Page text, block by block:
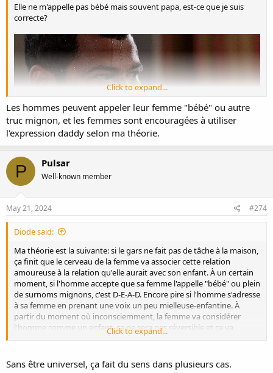
Elle ne m'appelle pas bébé mais souvent papa, est-ce que je suis
correcte?
Click to expand...
Les hommes peuvent appeler leur femme "bébé" ou autre
truc mignon, et les femmes sont encouragées à utiliser
l'expression daddy selon ma théorie.
P Pulsar
Well-known member
May 21, 2024 #274
Diode said:
Ma théorie est la suivante: si le gars ne fait pas de tâche à la maison,
ça finit que le cerveau de la femme va associer cette relation
amoureuse à la relation qu'elle aurait avec son enfant. À un certain
moment, si l'homme accepte que sa femme l'appelle "bébé" ou plein
de surnoms mignons, c'est D-E-A-D. Encore pire si l'homme s'adresse
à sa femme en prenant une voix un peu mielleuse-enfantine. À
partir du moment où inconsciemment, la femme va considérer
l'homme comme un enfant, ça ne sera pas réversible et ça va
expliquer le feeling de léger dégout qu'elle va éprouver par rapport
Click to expand...
Sans être universel, ça fait du sens dans plusieurs cas.